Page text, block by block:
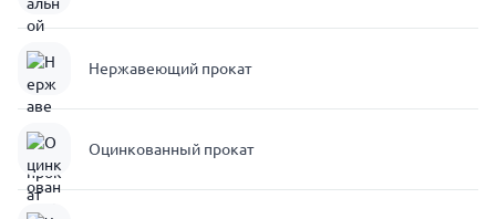
Нержавеющий прокат
Оцинкованный прокат